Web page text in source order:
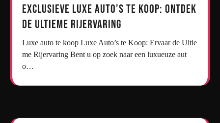
Exclusieve Luxe Auto’s te Koop: Ontdek
de Ultieme Rijervaring
Luxe auto te koop Luxe Auto’s te Koop: Ervaar de Ultie
me Rijervaring Bent u op zoek naar een luxueuze aut
o…